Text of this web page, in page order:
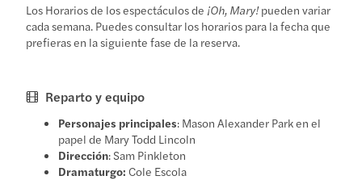
Los Horarios de los espectáculos de ¡Oh, Mary!pueden variar
cada semana. Puedes consultar los horarios para la fecha que
prefieras en la siguiente fase de la reserva.
Reparto y equipo
Personajes principales: Mason Alexander Park en el
papel de Mary Todd Lincoln
Dirección: Sam Pinkleton
Dramaturgo: Cole Escola